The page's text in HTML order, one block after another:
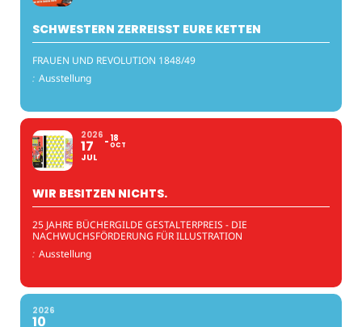
SCHWESTERN ZERREISST EURE KETTEN
FRAUEN UND REVOLUTION 1848/49
: Ausstellung
2026
17
JUL
18
OCT
WIR BESITZEN NICHTS.
25 JAHRE BÜCHERGILDE GESTALTERPREIS - DIE
NACHWUCHSFÖRDERUNG FÜR ILLUSTRATION
: Ausstellung
2026
10